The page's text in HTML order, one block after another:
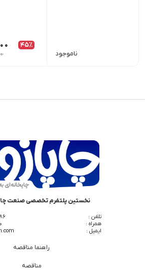
ناموجود
45٪
نخستین پلتفرم تخصصی صنعت
تلفن :
همراه :
ایمیل :
راهنما مناقصه
مناقصه